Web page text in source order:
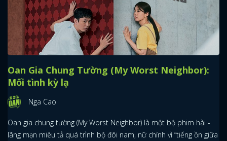
Oan Gia Chung Tường (My Worst Neighbor):
Mối tình kỳ lạ
Nga Cao
Oan gia chung tường (My Worst Neighbor) là một bộ phim hài -
lãng mạn miêu tả quá trình bộ đôi nam, nữ chính vì “tiếng ồn giữa